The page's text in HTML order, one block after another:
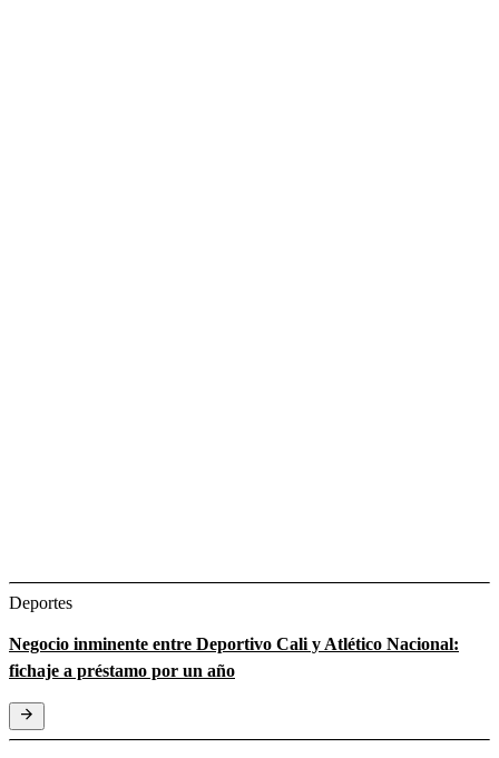
Deportes
Negocio inminente entre Deportivo Cali y Atlético Nacional:
fichaje a préstamo por un año